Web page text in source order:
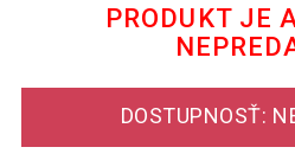
PRODUKT JE
DOSTUPNOSŤ: